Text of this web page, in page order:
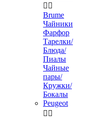
 
Brume
Чайники
Фарфор
Тарелки/
Блюда/
Пиалы
Чайные
пары/
Кружки/
Бокалы
Peugeot
 